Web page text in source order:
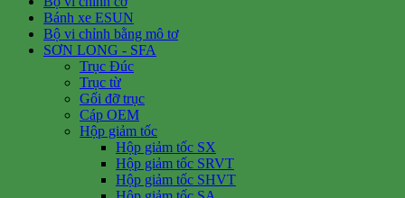
Bánh xe ESUN
Bộ vi chỉnh bằng mô tơ
SƠN LONG - SFA
Trục Đúc
Trục từ
Gối đỡ trục
Cáp OEM
Hộp giảm tốc
Hộp giảm tốc SX
Hộp giảm tốc SRVT
Hộp giảm tốc SHVT